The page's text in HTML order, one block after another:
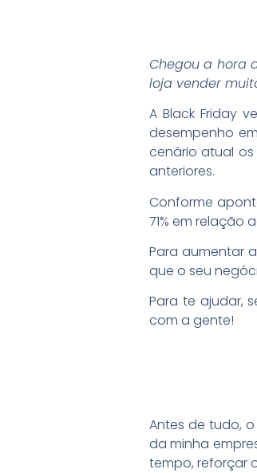
Chegou a hora
loja vender
A Black Friday
desempenho
cenário atual
anteriores.
Conforme
71% em relação
Para aumentar
que o seu
Para te ajudar,
com a gente!
Antes de tudo,
da minha
tempo, reforçar